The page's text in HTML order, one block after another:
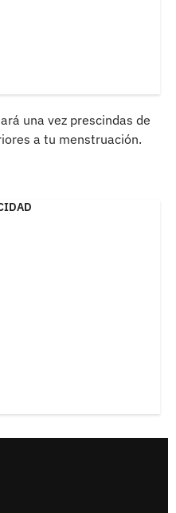
una vez prescindas de
a tu menstruación.